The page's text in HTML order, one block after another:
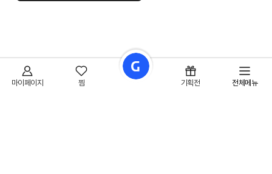
마이페이지 찜 기획전 전체메뉴